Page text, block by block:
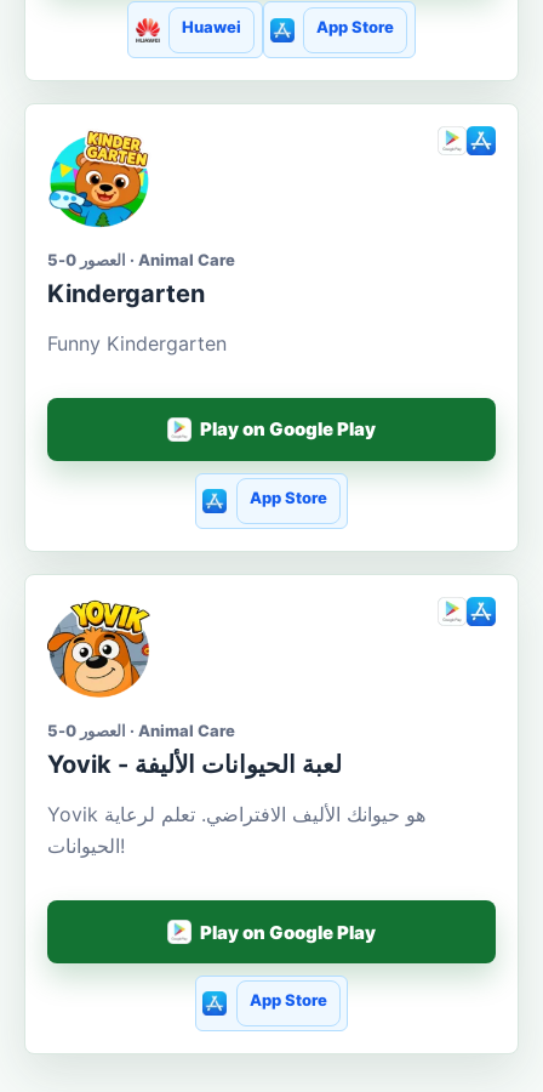
Huawei App Store
العصور 0-5 · Animal Care
Kindergarten
Funny Kindergarten
Play on Google Play
App Store
العصور 0-5 · Animal Care
Yovik - لعبة الحيوانات الأليفة
Yovik هو حيوانك الأليف الافتراضي. تعلم لرعاية
الحيوانات!
Play on Google Play
App Store